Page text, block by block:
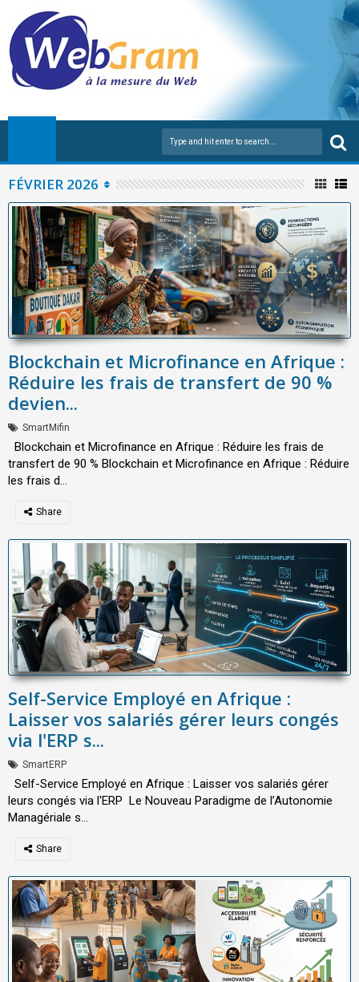
FÉVRIER 2026
Blockchain et Microfinance en Afrique :
Réduire les frais de transfert de 90 %
devien...
SmartMifin
Blockchain et Microfinance en Afrique : Réduire les frais de
transfert de 90 % Blockchain et Microfinance en Afrique : Réduire
les frais d...
Self-Service Employé en Afrique :
Laisser vos salariés gérer leurs congés
via l'ERP s...
SmartERP
Self-Service Employé en Afrique : Laisser vos salariés gérer
leurs congés via l'ERP Le Nouveau Paradigme de l’Autonomie
Managériale s...